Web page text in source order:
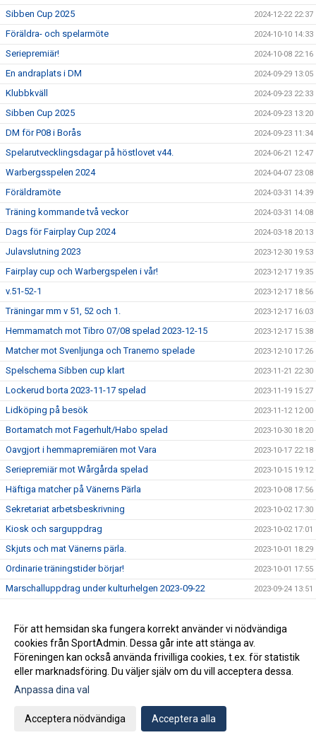
Sibben Cup 2025 2024-12-22 22:37
Föräldra- och spelarmöte 2024-10-10 14:33
Seriepremiär! 2024-10-08 22:16
En andraplats i DM 2024-09-29 13:05
Klubbkväll 2024-09-23 22:33
Sibben Cup 2025 2024-09-23 13:20
DM för P08 i Borås 2024-09-23 11:34
Spelarutvecklingsdagar på höstlovet v44. 2024-06-21 12:47
Warbergsspelen 2024 2024-04-07 23:08
Föräldramöte 2024-03-31 14:39
Träning kommande två veckor 2024-03-31 14:08
Dags för Fairplay Cup 2024 2024-03-18 20:13
Julavslutning 2023 2023-12-30 19:53
Fairplay cup och Warbergspelen i vår! 2023-12-17 19:35
v.51-52-1 2023-12-17 18:56
Träningar mm v 51, 52 och 1. 2023-12-17 16:03
Hemmamatch mot Tibro 07/08 spelad 2023-12-15 2023-12-17 15:38
Matcher mot Svenljunga och Tranemo spelade 2023-12-10 17:26
Spelschema Sibben cup klart 2023-11-21 22:30
Lockerud borta 2023-11-17 spelad 2023-11-19 15:27
Lidköping på besök 2023-11-12 12:00
Bortamatch mot Fagerhult/Habo spelad 2023-10-30 18:20
Oavgjort i hemmapremiären mot Vara 2023-10-17 22:18
Seriepremiär mot Wårgårda spelad 2023-10-15 19:12
Häftiga matcher på Vänerns Pärla 2023-10-08 17:56
Sekretariat arbetsbeskrivning 2023-10-02 17:30
Kiosk och sarguppdrag 2023-10-02 17:01
Skjuts och mat Vänerns pärla. 2023-10-01 18:29
Ordinarie träningstider börjar! 2023-10-01 17:55
Marschalluppdrag under kulturhelgen 2023-09-22 2023-09-24 13:51
Träningsmatch mot Husqvarna spelad 2023-09-23 2023-09-23 21:00
Spelarutvecklingsläger i Mariestad 30/10 2023-09-17 18:22
Gå till Webbversion
För att hemsidan ska fungera korrekt använder vi nödvändiga
cookies från SportAdmin. Dessa går inte att stänga av.
Föreningen kan också använda frivilliga cookies, t.ex. för statistik
eller marknadsföring. Du väljer själv om du vill acceptera dessa.
Anpassa dina val
Acceptera nödvändiga Acceptera alla